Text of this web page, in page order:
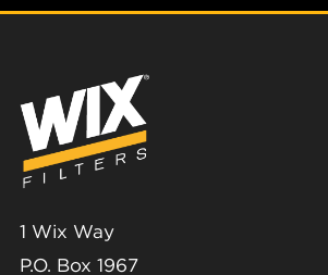
1 Wix Way
P.O. Box 1967